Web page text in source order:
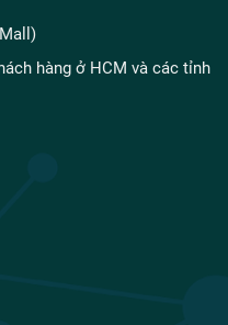
hàng ở HCM và các tỉnh